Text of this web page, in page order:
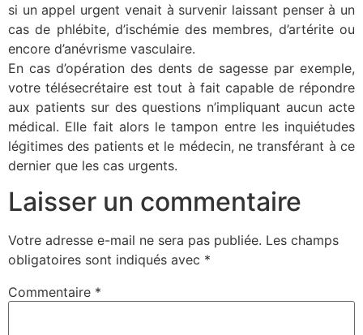
si un appel urgent venait à survenir laissant penser à un
cas de phlébite, d’ischémie des membres, d’artérite ou
encore d’anévrisme vasculaire.
En cas d’opération des dents de sagesse par exemple,
votre télésecrétaire est tout à fait capable de répondre
aux patients sur des questions n’impliquant aucun acte
médical. Elle fait alors le tampon entre les inquiétudes
légitimes des patients et le médecin, ne transférant à ce
dernier que les cas urgents.
Laisser un commentaire
Votre adresse e-mail ne sera pas publiée. Les champs
obligatoires sont indiqués avec *
Commentaire *